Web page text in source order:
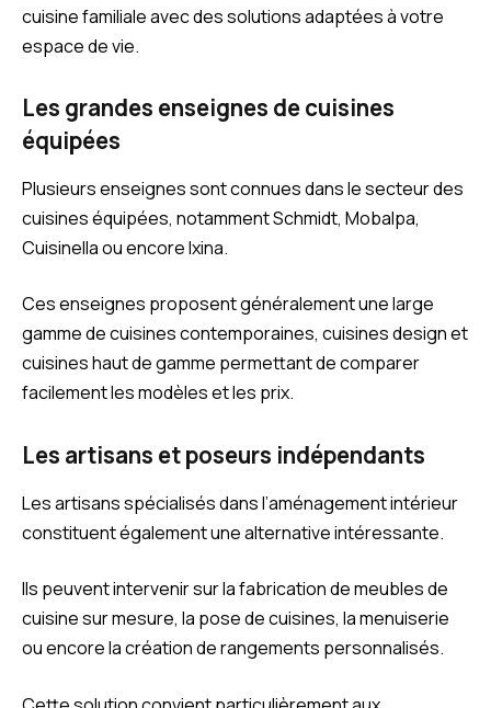
cuisine familiale avec des solutions adaptées à votre
espace de vie.
Les grandes enseignes de cuisines
équipées
Plusieurs enseignes sont connues dans le secteur des
cuisines équipées, notamment Schmidt, Mobalpa,
Cuisinella ou encore Ixina.
Ces enseignes proposent généralement une large
gamme de cuisines contemporaines, cuisines design et
cuisines haut de gamme permettant de comparer
facilement les modèles et les prix.
Les artisans et poseurs indépendants
Les artisans spécialisés dans l’aménagement intérieur
constituent également une alternative intéressante.
Ils peuvent intervenir sur la fabrication de meubles de
cuisine sur mesure, la pose de cuisines, la menuiserie
ou encore la création de rangements personnalisés.